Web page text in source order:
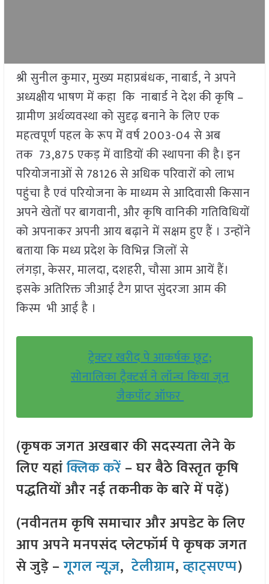
श्री सुनील कुमार, मुख्य महाप्रबंधक, नाबार्ड, ने अपने
अध्यक्षीय भाषण में कहा कि नाबार्ड ने देश की कृषि –
ग्रामीण अर्थव्यवस्था को सुदृढ़ बनाने के लिए एक
महत्वपूर्ण पहल के रूप में वर्ष 2003-04 से अब
तक 73,875 एकड़ में वाडियों की स्थापना की है। इन
परियोजनाओं से 78126 से अधिक परिवारों को लाभ
पहुंचा है एवं परियोजना के माध्यम से आदिवासी किसान
अपने खेतों पर बागवानी, और कृषि वानिकी गतिविधियों
को अपनाकर अपनी आय बढ़ाने में सक्षम हुए हैं । उन्होंने
बताया कि मध्य प्रदेश के विभिन्न जिलों से
लंगड़ा, केसर, मालदा, दशहरी, चौसा आम आयें हैं।
इसके अतिरिक्त जीआई टैग प्राप्त सुंदरजा आम की
किस्म भी आई है ।
ट्रेक्टर खरीद पे आकर्षक छूट;
सोनालिका ट्रैक्टर्स ने लॉन्च किया जून
जैकपॉट ऑफर
(कृषक जगत अखबार की सदस्यता लेने के
लिए यहांक्लिक करें– घर बैठे विस्तृत कृषि
पद्धतियों और नई तकनीक के बारे में पढ़ें)
(नवीनतम कृषि समाचार और अपडेट के लिए
आप अपने मनपसंद प्लेटफॉर्म पे कृषक जगत
से जुड़े –गूगल न्यूज़,टेलीग्राम,व्हाट्सएप्प)